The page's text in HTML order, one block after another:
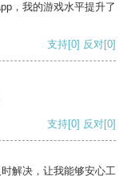
，我的游戏水平提升了
支持[0] 反对[0]
支持[0] 反对[0]
解决，让我能够安心工